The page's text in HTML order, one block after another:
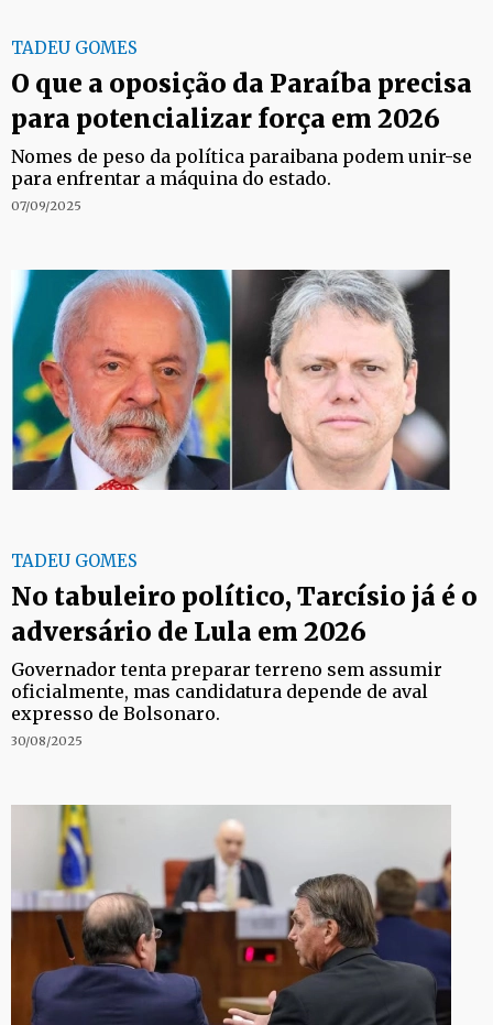
TADEU GOMES
O que a oposição da Paraíba precisa
para potencializar força em 2026
Nomes de peso da política paraibana podem unir-se
para enfrentar a máquina do estado.
07/09/2025
TADEU GOMES
No tabuleiro político, Tarcísio já é o
adversário de Lula em 2026
Governador tenta preparar terreno sem assumir
oficialmente, mas candidatura depende de aval
expresso de Bolsonaro.
30/08/2025